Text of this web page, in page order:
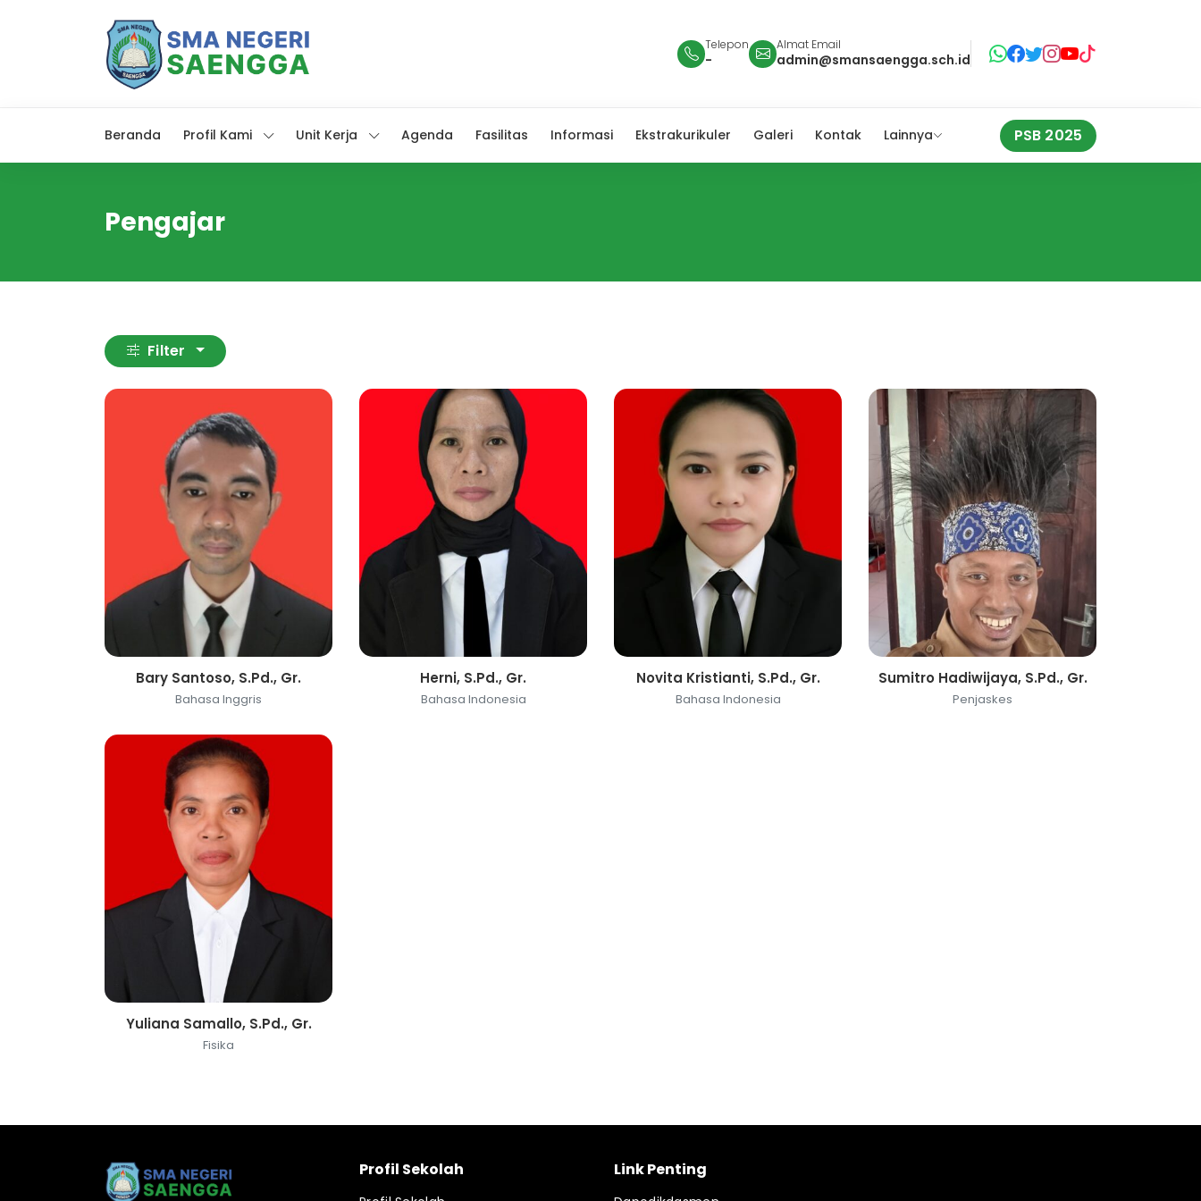
Telepon
-
Almat Email
admin@smansaengga.sch.id
Beranda Profil Kami Unit Kerja Agenda Fasilitas Informasi Ekstrakurikuler Galeri Kontak Lainnya PSB 2025
Pengajar
Filter
Bary Santoso, S.Pd., Gr.
Bahasa Inggris
Herni, S.Pd., Gr.
Bahasa Indonesia
Novita Kristianti, S.Pd., Gr.
Bahasa Indonesia
Sumitro Hadiwijaya, S.Pd., Gr.
Penjaskes
Yuliana Samallo, S.Pd., Gr.
Fisika
Profil Sekolah Link Penting